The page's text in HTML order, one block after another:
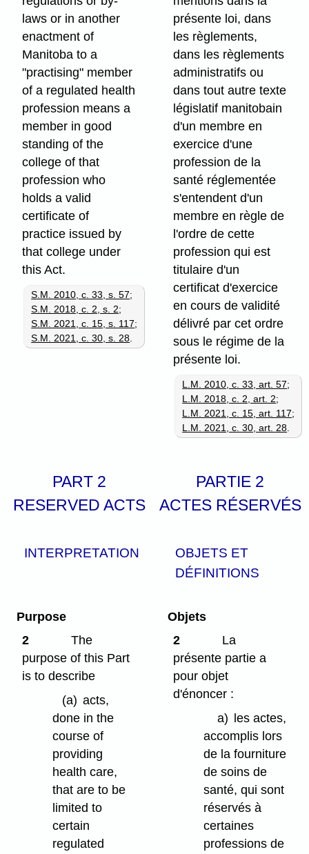
laws or in another
enactment of
Manitoba to a
"practising" member
of a regulated health
profession means a
member in good
standing of the
college of that
profession who
holds a valid
certificate of
practice issued by
that college under
this Act.
S.M. 2010, c. 33, s. 57;
S.M. 2018, c. 2, s. 2;
S.M. 2021, c. 15, s. 117;
S.M. 2021, c. 30, s. 28
présente loi, dans
les règlements,
dans les règlements
administratifs ou
dans tout autre texte
législatif manitobain
d'un membre en
exercice d'une
profession de la
santé réglementée
s'entendent d'un
membre en règle de
l'ordre de cette
profession qui est
titulaire d'un
certificat d'exercice
en cours de validité
délivré par cet ordre
sous le régime de la
présente loi.
L.M. 2010, c. 33, art. 57;
L.M. 2018, c. 2, art. 2;
L.M. 2021, c. 15, art. 117;
L.M. 2021, c. 30, art. 28
PART 2
RESERVED ACTS
PARTIE 2
ACTES RÉSERVÉS
INTERPRETATION
OBJETS ET
DÉFINITIONS
Purpose
2
The
purpose of this Part
is to describe
(a) acts,
done in the
course of
providing
health care,
that are to be
limited to
certain
regulated
Objets
2
La
présente partie a
pour objet
d'énoncer :
a)
les actes,
accomplis lors
de la fourniture
de soins de
santé, qui sont
réservés à
certaines
professions de